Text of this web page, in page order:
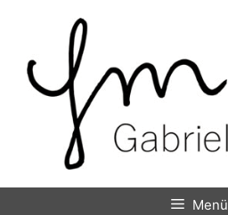
Menü